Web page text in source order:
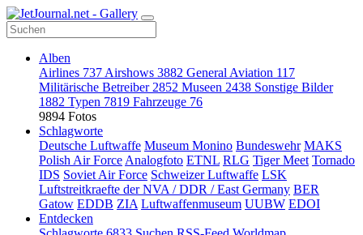
Alben
Airlines 737 Airshows 3882 General Aviation 117
Militärische Betreiber 2852 Museen 2438 Sonstige Bilder
1882 Typen 7819 Fahrzeuge 76
9894 Fotos
Schlagworte
Deutsche Luftwaffe Museum Monino Bundeswehr MAKS
Polish Air Force Analogfoto ETNL RLG Tiger Meet Tornado
IDS Soviet Air Force Schweizer Luftwaffe LSK
Luftstreitkraefte der NVA / DDR / East Germany BER
Gatow EDDB ZIA Luftwaffenmuseum UUBW EDOI
Entdecken